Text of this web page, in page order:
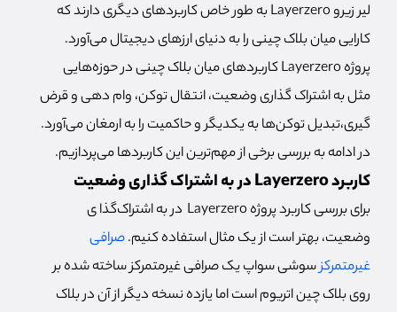
لیر زیرو Layerzero به طور خاص کاربردهای دیگری دارند که
کارایی میان بلاک چینی را به دنیای ارزهای دیجیتال می‌آورد.
پروژه Layerzero کاربردهای میان بلاک چینی در حوزه‌هایی
مثل به اشتراک گذاری وضعیت، انتقال توکن، وام دهی و قرض
گیری،تبدیل توکن‌ها به یکدیگر و حاکمیت را به ارمغان می‌آورد.
در ادامه به بررسی برخی از مهم‌ترین این کاربردها می‌پردازیم.
کاربرد Layerzero در به اشتراک گذاری وضعیت
برای بررسی کاربرد پروژه Layerzero در به اشتراک‌گذا ی
وضعیت، بهتر است از یک مثال استفاده کنیم.صرافی
غیرمتمرکزسوشی سواپ یک صرافی غیرمتمرکز ساخته شده بر
روی بلاک چین اتریوم است اما یازده نسخه دیگر از آن در بلاک